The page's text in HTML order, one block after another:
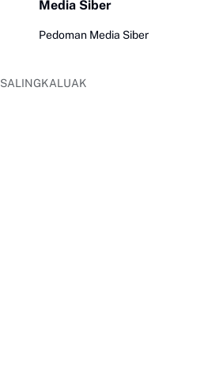
Media Siber
Pedoman Media Siber
SALINGKALUAK